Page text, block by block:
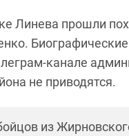
Линева прошли
Биографические
канале
не приводятся.
из